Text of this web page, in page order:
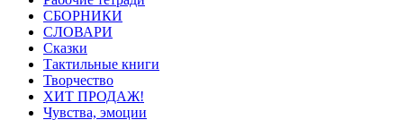
СБОРНИКИ
СЛОВАРИ
Сказки
Тактильные книги
Творчество
ХИТ ПРОДАЖ!
Чувства, эмоции